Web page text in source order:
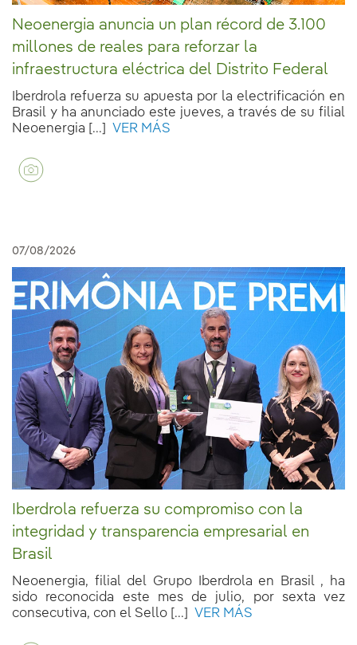
Neoenergia anuncia un plan récord de 3.100
millones de reales para reforzar la
infraestructura eléctrica del Distrito Federal
Iberdrola refuerza su apuesta por la electrificación en
Brasil y ha anunciado este jueves, a través de su filial
Neoenergia [...]
VER MÁS
07/08/2026
Iberdrola refuerza su compromiso con la
integridad y transparencia empresarial en
Brasil
Neoenergia, filial del Grupo Iberdrola en Brasil , ha
sido reconocida este mes de julio, por sexta vez
consecutiva, con el Sello [...]
VER MÁS